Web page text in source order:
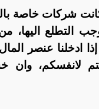
شركات خاصة
التطلع اليها،
إذا ادخلنا عنصر
لانفسكم، وان